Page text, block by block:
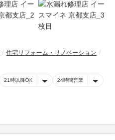
住宅リフォーム・リノベーション
21時以降OK 24時間営業